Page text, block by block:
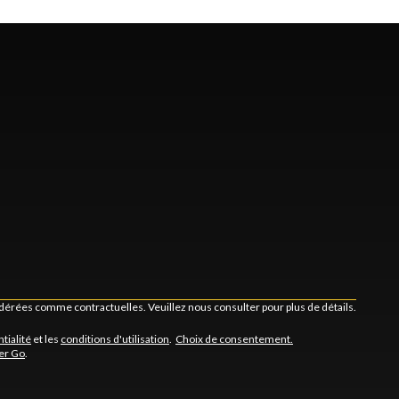
comme contractuelles. Veuillez nous consulter pour plus de détails.
et les conditions d'utilisation Choix de consentement.
Go